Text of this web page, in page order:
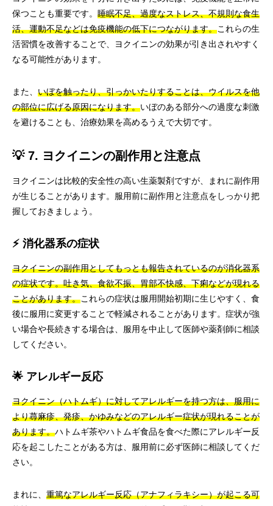
保つことも重要です。 睡眠不足、過度なストレス、不規則な食生
活、運動不足などは免疫機能の低下につながります。これらの生
活習慣を改善することで、ヨクイニンの効果が引き出されやすく
なる可能性があります。
また、 いぼを触ったり、引っかいたりすることは、ウイルスを他
の部位に広げる原因になります。いぼのある部分への過度な刺激
を避けることも、治療効果を高めるうえで大切です。
💡 7. ヨクイニンの副作用と注意点
ヨクイニンは比較的安全性の高い生薬製剤ですが、まれに副作用
が生じることがあります。服用前に副作用と注意点をしっかり把
握しておきましょう。
⚡ 消化器系の症状
ヨクイニンの副作用としてもっとも報告されているのが消化器系
の症状です。吐き気、食欲不振、胃部不快感、下痢などが現れる
ことがあります。これらの症状は服用開始初期に生じやすく、食
後に服用に変更することで軽減されることがあります。症状が強
い場合や長続きする場合は、服用を中止して医師や薬剤師に相談
してください。
🌟 アレルギー反応
ヨクイニン（ハトムギ）に対してアレルギーを持つ方は、服用に
より蕁麻疹、発疹、かゆみなどのアレルギー症状が現れることが
あります。ハトムギ茶やハトムギ食品を食べた際にアレルギー反
応を起こしたことがある方は、服用前に必ず医師に相談してくだ
さい。
まれに、 重篤なアレルギー反応（アナフィラキシー）が起こる可